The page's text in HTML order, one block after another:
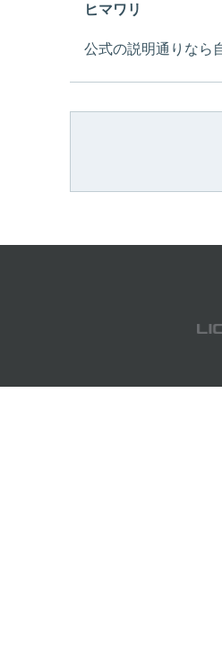
ヒマワリ
公式の説明通りなら